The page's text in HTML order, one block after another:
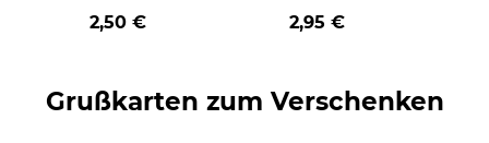
2,50 €
geschenkt
2,95 €
Grußkarten zum Verschenken